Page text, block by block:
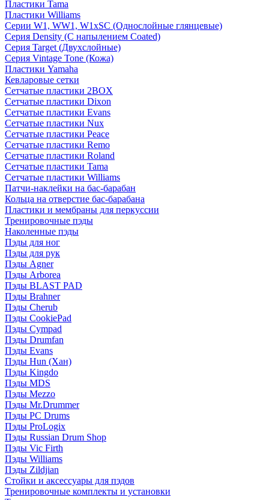
Пластики Tama
Пластики Williams
Серии W1, WW1, W1xSC (Однослойные глянцевые)
Серия Density (C напылением Coated)
Серия Target (Двухслойные)
Серия Vintage Tone (Кожа)
Пластики Yamaha
Кевларовые сетки
Сетчатые пластики 2BOX
Сетчатые пластики Dixon
Сетчатые пластики Evans
Сетчатые пластики Nux
Сетчатые пластики Peace
Сетчатые пластики Remo
Сетчатые пластики Roland
Сетчатые пластики Tama
Сетчатые пластики Williams
Патчи-наклейки на бас-барабан
Кольца на отверстие бас-барабана
Пластики и мембраны для перкуссии
Тренировочные пэды
Наколенные пэды
Пэды для ног
Пэды для рук
Пэды Agner
Пэды Arborea
Пэды BLAST PAD
Пэды Brahner
Пэды Cherub
Пэды CookiePad
Пэды Cympad
Пэды Drumfan
Пэды Evans
Пэды Hun (Хан)
Пэды Kingdo
Пэды MDS
Пэды Mezzo
Пэды Mr.Drummer
Пэды PC Drums
Пэды ProLogix
Пэды Russian Drum Shop
Пэды Vic Firth
Пэды Williams
Пэды Zildjian
Стойки и аксессуары для пэдов
Тренировочные комплекты и установки